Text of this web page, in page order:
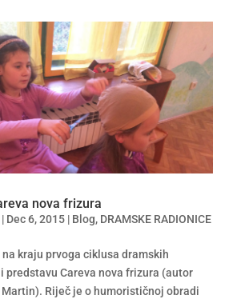
nova frizura
| Dec 6, 2015| Blog, DRAMSKE RADIONICE
kraju prvoga ciklusa dramskih
predstavu Careva nova frizura (autor
Riječ je o humorističnoj obradi